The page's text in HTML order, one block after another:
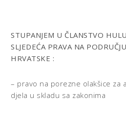
STUPANJEM U ČLANSTVO
SLJEDEĆA PRAVA NA
HRVATSKE :
– pravo na porezne olakšice za
djela u skladu sa zakonima